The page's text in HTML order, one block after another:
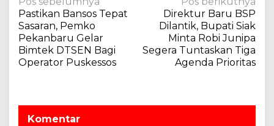
N
a
v
i
g
s
Pastikan Bansos Tepat
Sasaran, Pemko
Pekanbaru Gelar
Bimtek DTSEN Bagi
Operator Puskessos
Direktur Baru BSP
Dilantik, Bupati Siak
Minta Robi Junipa
Segera Tuntaskan Tiga
Agenda Prioritas
Komentar